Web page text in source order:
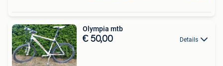
Olympia mtb
€ 50,00 Details